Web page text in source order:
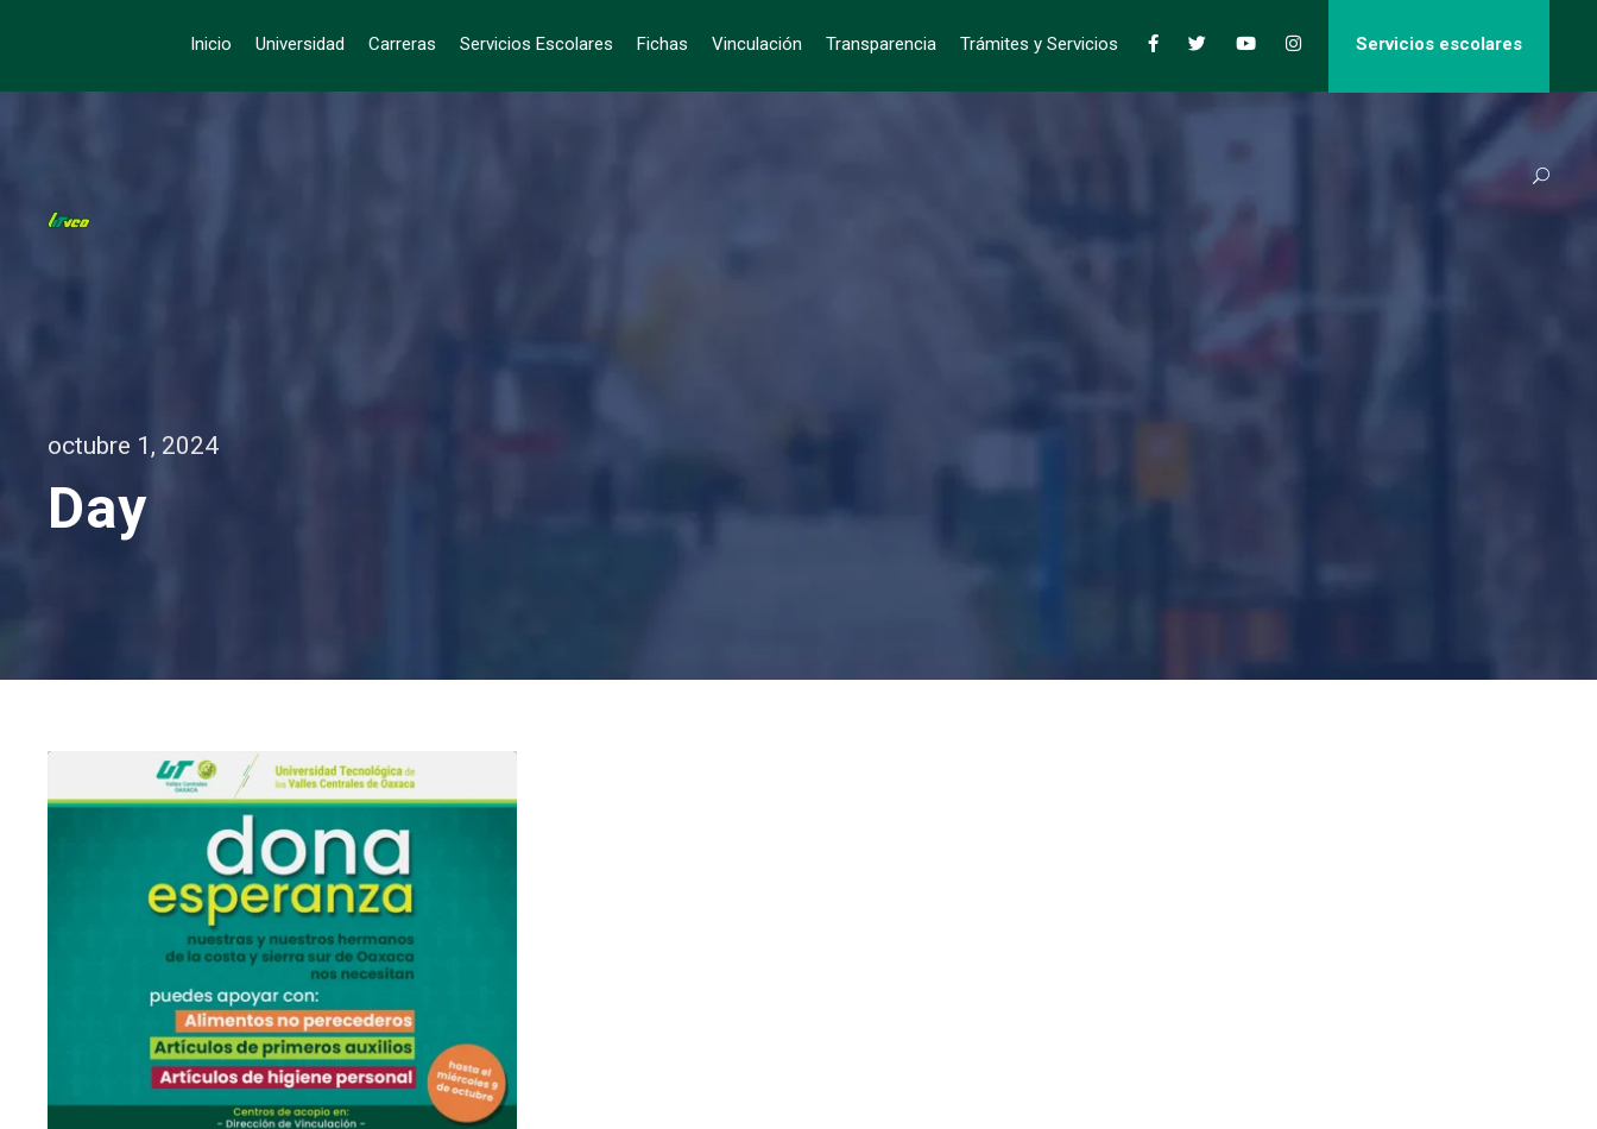
Inicio Universidad Carreras Servicios Escolares Fichas Vinculación Transparencia Trámites y Servicios Servicios escolares
octubre 1, 2024
Day